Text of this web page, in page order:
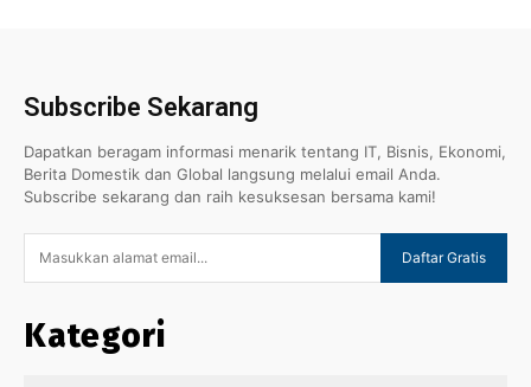
Subscribe Sekarang
Dapatkan beragam informasi menarik tentang IT, Bisnis, Ekonomi,
Berita Domestik dan Global langsung melalui email Anda.
Subscribe sekarang dan raih kesuksesan bersama kami!
Daftar Gratis
Kategori